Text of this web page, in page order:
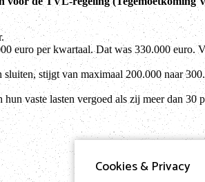
Cookies & Privacy
euro per kwartaal. Dat was 330.000 euro.
stijgt van maximaal 200.000 naar
vaste lasten vergoed als zij meer dan 30